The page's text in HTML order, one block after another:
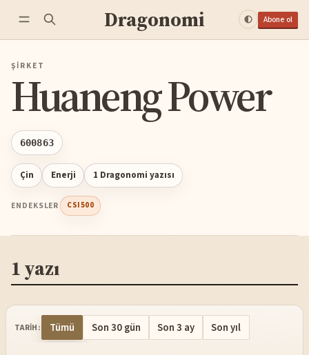
Dragonomi Abone ol
ŞIRKET
Huaneng Power
600863
Çin Enerji 1 Dragonomi yazısı
ENDEKSLER CSI500
1 yazı
TARIH: Tümü Son 30 gün Son 3 ay Son yıl